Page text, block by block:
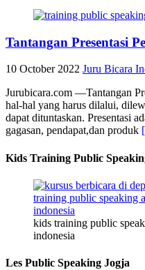
Tantangan Presentasi
10 October 2022 Juru Bicara
Jurubicara.com —Tantangan
hal-hal yang harus dilalui,
dapat dituntaskan. Presentasi
gagasan, pendapat,dan produk
Kids Training Public
kids training public
indonesia
Les Public Speaking Jogja